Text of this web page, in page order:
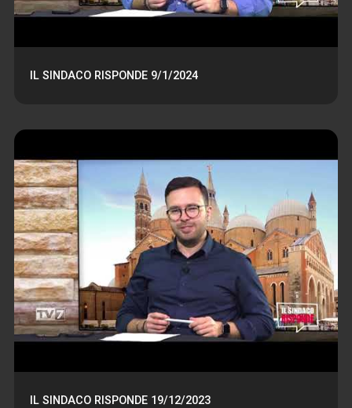
IL SINDACO RISPONDE 9/1/2024
IL SINDACO RISPONDE 19/12/2023